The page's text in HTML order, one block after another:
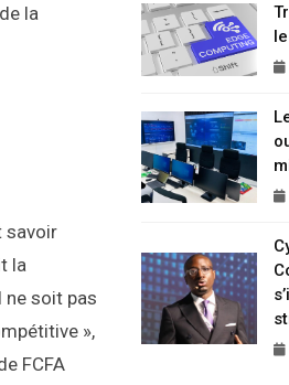
la
savoir
la
ne soit pas
»,
FCFA